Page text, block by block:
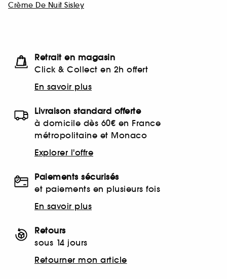
Crème De Nuit Sisley
Retrait en magasin
Click & Collect en 2h offert
En savoir plus
Livraison standard offerte
à domicile dès 60€ en France
métropolitaine et Monaco
Explorer l'offre
Paiements sécurisés
et paiements en plusieurs fois
En savoir plus
Retours
sous 14 jours
Retourner mon article